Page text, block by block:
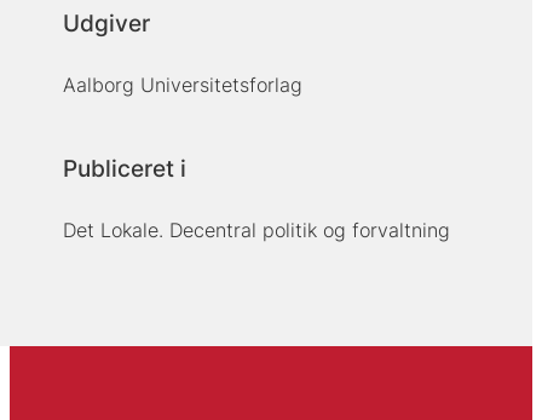
Udgiver
Aalborg Universitetsforlag
Publiceret i
Det Lokale. Decentral politik og forvaltning